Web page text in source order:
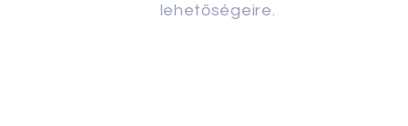
lehetőségeire.